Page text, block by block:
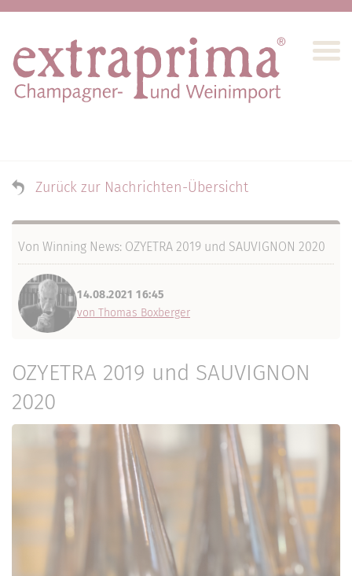
Zurück zur Nachrichten-Übersicht
Von Winning News: OZYETRA 2019 und SAUVIGNON 2020
14.08.2021 16:45
von Thomas Boxberger
OZYETRA 2019 und SAUVIGNON
2020